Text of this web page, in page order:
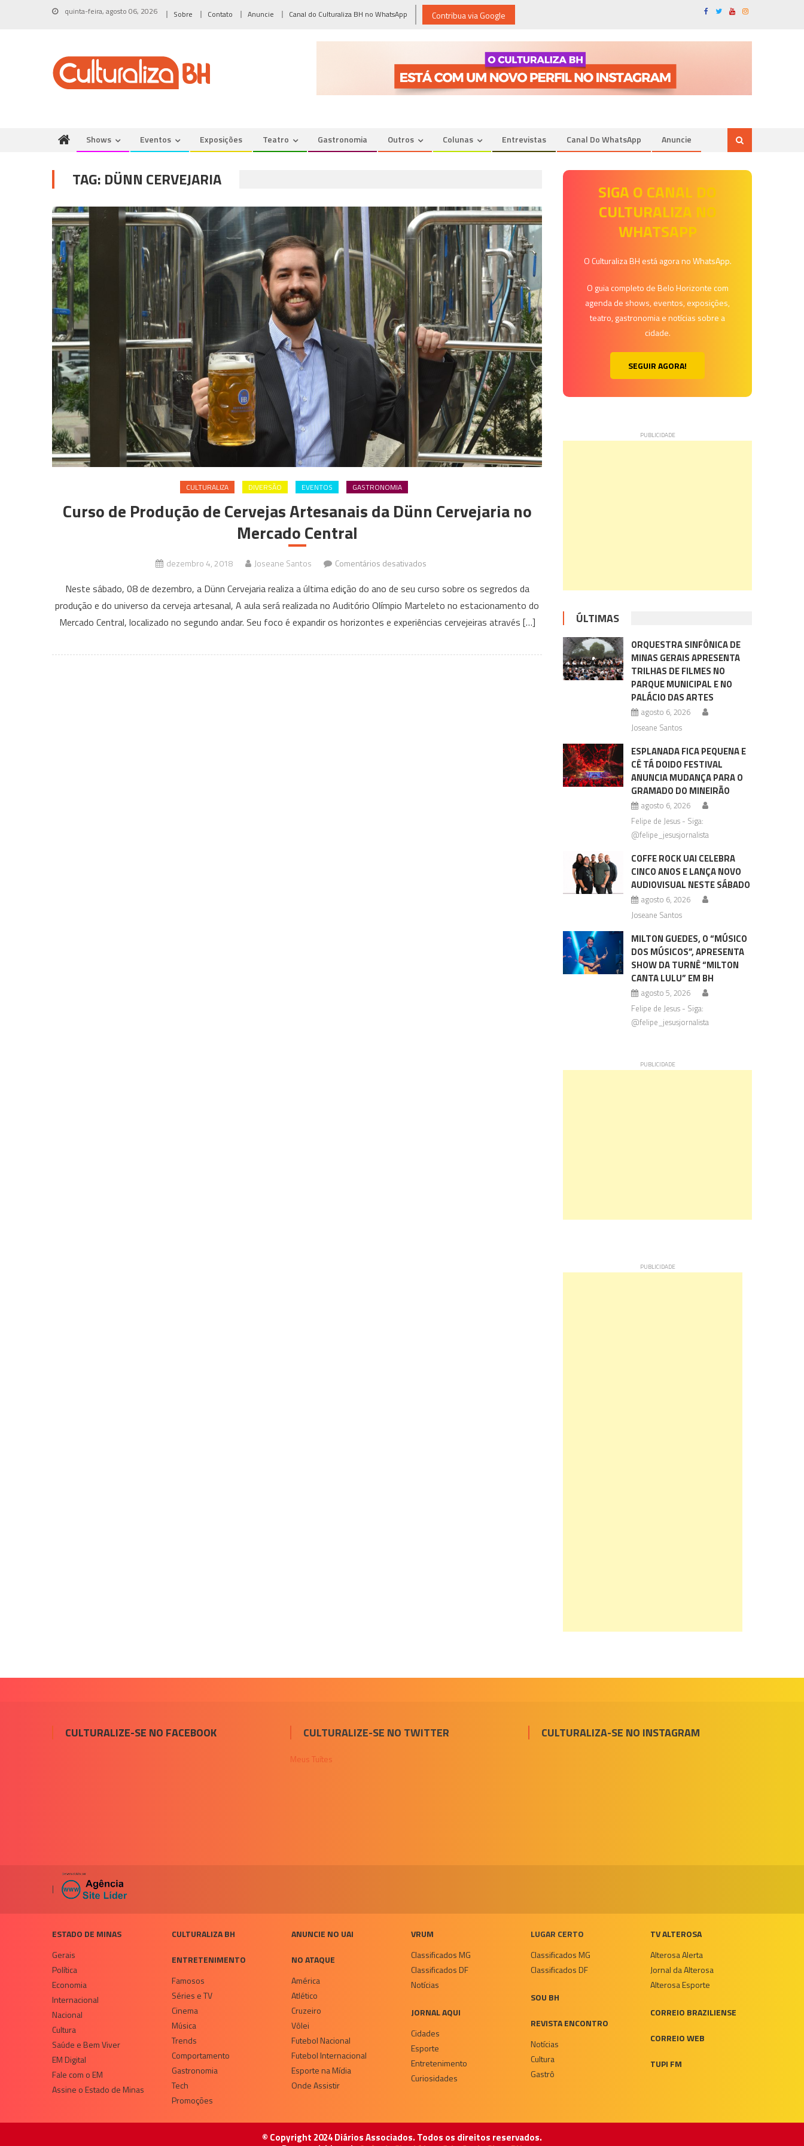
quinta-feira, agosto 06, 2026 Sobre Contato Anuncie Canal do Culturaliza BH no WhatsApp Contribua via Google
Shows Eventos Exposições Teatro Gastronomia Outros Colunas Entrevistas Canal Do WhatsApp Anuncie
TAG: DÜNN CERVEJARIA
CULTURALIZA DIVERSÃO EVENTOS GASTRONOMIA
Curso de Produção de Cervejas Artesanais da Dünn Cervejaria no
Mercado Central
dezembro 4, 2018 Joseane Santos Comentários desativados
de
Produção
de
Artesanais
Neste sábado, 08 de dezembro, a Dünn Cervejaria realiza a última edição do ano de seu curso sobre os segredos da
produção e do universo da cerveja artesanal, A aula será realizada no Auditório Olímpio Marteleto no estacionamento do
Mercado Central, localizado no segundo andar. Seu foco é expandir os horizontes e experiências cervejeiras através […]
SIGA O CANAL DO
CULTURALIZA NO
WHATSAPP
O Culturaliza BH está agora no WhatsApp.
O guia completo de Belo Horizonte com
agenda de shows, eventos, exposições,
teatro, gastronomia e notícias sobre a
cidade.
SEGUIR AGORA!
ÚLTIMAS
ORQUESTRA SINFÔNICA DE
MINAS GERAIS APRESENTA
TRILHAS DE FILMES NO
PARQUE MUNICIPAL E NO
PALÁCIO DAS ARTES
agosto 6, 2026
Joseane Santos
ESPLANADA FICA PEQUENA E
CÊ TÁ DOIDO FESTIVAL
ANUNCIA MUDANÇA PARA O
GRAMADO DO MINEIRÃO
agosto 6, 2026
Felipe de Jesus - Siga:
@felipe_jesusjornalista
COFFE ROCK UAI CELEBRA
CINCO ANOS E LANÇA NOVO
AUDIOVISUAL NESTE SÁBADO
agosto 6, 2026
Joseane Santos
MILTON GUEDES, O “MÚSICO
DOS MÚSICOS”, APRESENTA
SHOW DA TURNÊ “MILTON
CANTA LULU” EM BH
agosto 5, 2026
Felipe de Jesus - Siga:
@felipe_jesusjornalista
CULTURALIZE-SE NO FACEBOOK CULTURALIZE-SE NO TWITTER
Meus Tuítes
CULTURALIZA-SE NO INSTAGRAM
|
ESTADO DE MINAS
Gerais
Política
Economia
Internacional
Nacional
Cultura
Saúde e Bem Viver
EM Digital
Fale com o EM
Assine o Estado de Minas
CULTURALIZA BH
ENTRETENIMENTO
Famosos
Séries e TV
Cinema
Música
Trends
Comportamento
Gastronomia
Tech
Promoções
ANUNCIE NO UAI
NO ATAQUE
América
Atlético
Cruzeiro
Vôlei
Futebol Nacional
Futebol Internacional
Esporte na Mídia
Onde Assistir
VRUM
Classificados MG
Classificados DF
Notícias
JORNAL AQUI
Cidades
Esporte
Entretenimento
Curiosidades
LUGAR CERTO
Classificados MG
Classificados DF
SOU BH
REVISTA ENCONTRO
Notícias
Cultura
Gastrô
TV ALTEROSA
Alterosa Alerta
Jornal da Alterosa
Alterosa Esporte
CORREIO BRAZILIENSE
CORREIO WEB
TUPI FM
© Copyright 2024 Diários Associados. Todos os direitos reservados.